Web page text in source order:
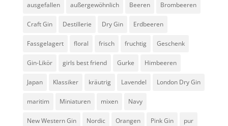
ausgefallen außergewöhnlich Beeren Brombeeren
Craft Gin Destillerie Dry Gin Erdbeeren
Fassgelagert floral frisch fruchtig Geschenk
Gin-Likör girls best friend Gurke Himbeeren
Japan Klassiker kräutrig Lavendel London Dry Gin
maritim Miniaturen mixen Navy
New Western Gin Nordic Orangen Pink Gin pur